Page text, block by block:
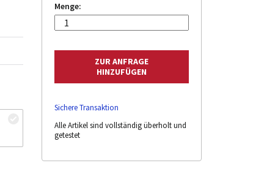
Menge:
Sichere Transaktion
Alle Artikel sind vollständig überholt und
getestet